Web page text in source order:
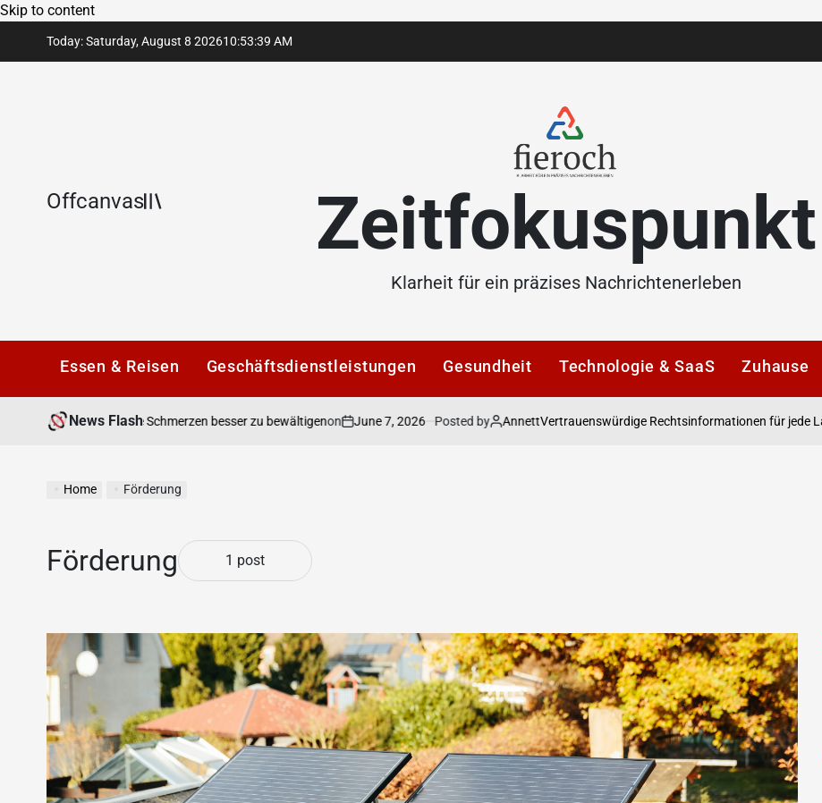
Skip to content
Today: Saturday, August 8 202610:53:40 AM
Offcanvas Zeitfokuspunkt
Klarheit für ein präzises Nachrichtenerleben
Essen & Reisen Geschäftsdienstleistungen Gesundheit Technologie & SaaS Zuhause
News Flash
hilft, chronische Schmerzen besser zu bewältigenon June 7, 2026 Posted by AnnettVertrauenswürdige Rechtsinformationen für jede Lageon
Home Förderung
Förderung 1 post